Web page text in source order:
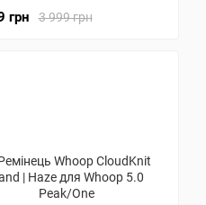
3 999 грн
грн